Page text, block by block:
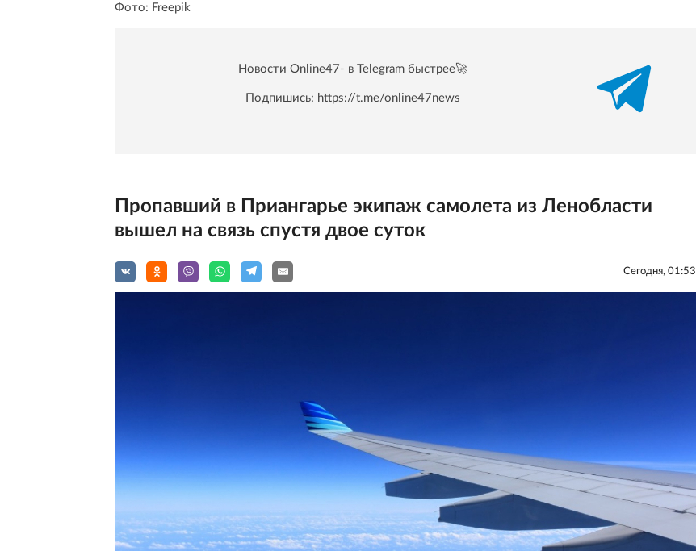
Фото: Freepik
Новости Online47- в Telegram быстрее🚀
Подпишись: https://t.me/online47news
Пропавший в Приангарье экипаж самолета из Ленобласти
вышел на связь спустя двое суток
Сегодня, 01:53